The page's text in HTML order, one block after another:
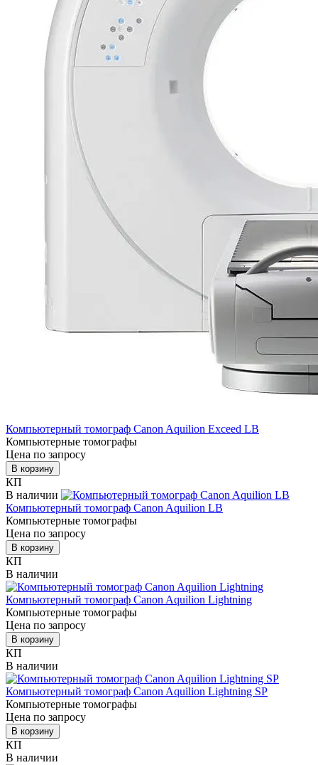
Компьютерный томограф Canon Aquilion Exceed LB
Компьютерные томографы
Цена по запросу
В корзину
КП
В наличии
Компьютерный томограф Canon Aquilion LB
Компьютерные томографы
Цена по запросу
В корзину
КП
В наличии
Компьютерный томограф Canon Aquilion Lightning
Компьютерные томографы
Цена по запросу
В корзину
КП
В наличии
Компьютерный томограф Canon Aquilion Lightning SP
Компьютерные томографы
Цена по запросу
В корзину
КП
В наличии